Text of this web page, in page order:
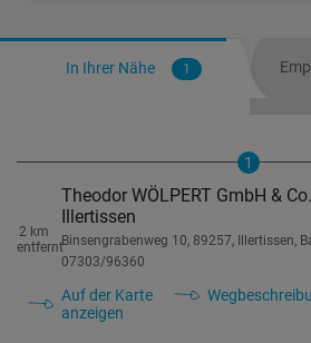
In Ihrer Nähe 1
1
Theodor WÖLPERT GmbH &
Illertissen
Binsengrabenweg 10, 89257, Illertissen,
07303/96360
2 km
entfernt
Auf der Karte
anzeigen